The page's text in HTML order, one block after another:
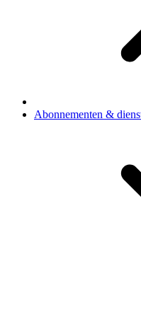
Abonnementen &